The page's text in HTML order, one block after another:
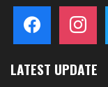
facebook instagram
LATEST UPDATE